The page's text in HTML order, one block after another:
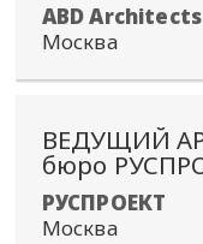
ABD Architects
Москва
ВЕДУЩИЙ
бюро
РУСПРОЕКТ
Москва